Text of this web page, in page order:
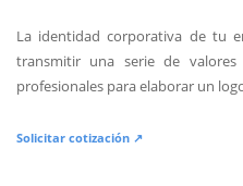
La identidad corporativa de tu
transmitir una serie de
profesionales para elaborar un
Solicitar cotización ↗